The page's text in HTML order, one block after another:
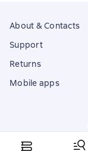
About & Contacts
Support
Returns
Mobile apps